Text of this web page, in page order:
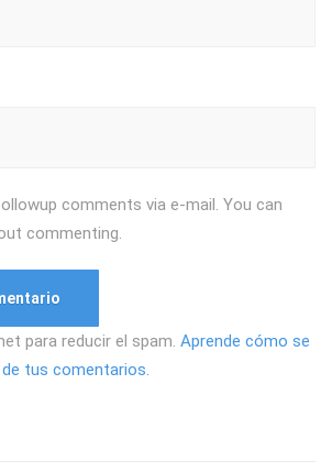
comments via e-mail. You can
commenting.
para reducir el spam. Aprende cómo se
tus comentarios.